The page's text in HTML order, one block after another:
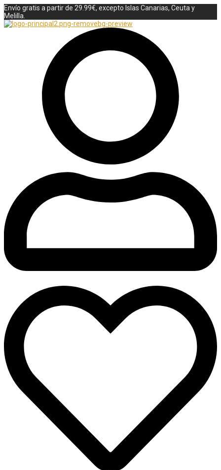
Envío gratis a partir de 29.99€, excepto Islas Canarias, Ceuta y
Melilla.